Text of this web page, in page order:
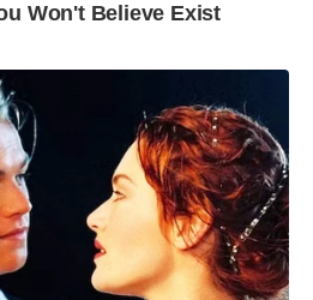
Won't Believe Exist